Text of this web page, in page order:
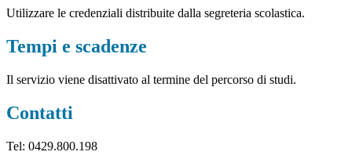
Utilizzare le credenziali distribuite dalla segreteria scolastica.
Tempi e scadenze
Il servizio viene disattivato al termine del percorso di studi.
Contatti
Tel: 0429.800.198